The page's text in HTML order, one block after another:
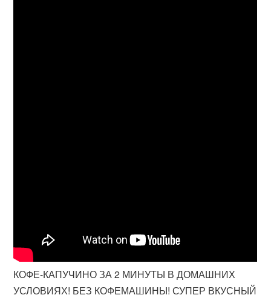
КОФЕ-КАПУЧИНО ЗА 2 МИНУТЫ В ДОМАШНИХ
УСЛОВИЯХ! БЕЗ КОФЕМАШИНЫ! СУПЕР ВКУСНЫЙ